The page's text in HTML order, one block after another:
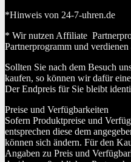
*Hinweis von 24-7-uhren.de
* Wir nutzen Affiliate
Partnerprogramm und
Sollten Sie nach dem Besuch
kaufen, so können wir dafür
Der Endpreis für Sie bleibt
Preise und Verfügbarkeiten
Sofern Produktpreise und
entsprechen diese dem
können sich ändern. Für den
Angaben zu Preis und